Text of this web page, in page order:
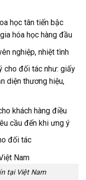
học tân tiến bậc
hóa học hàng đầu
nghiệp, nhiệt tình
cho đối tác như: giấy
diện thương hiệu,
khách hàng điều
cầu đến khi ưng ý
đối tác
tại Việt Nam